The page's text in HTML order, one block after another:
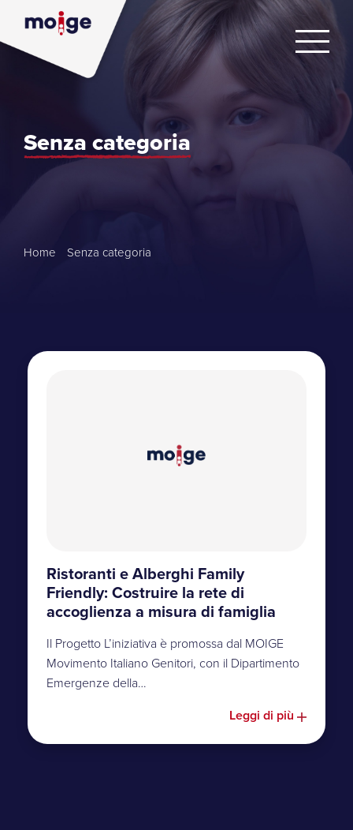
Senza categoria
Home Senza categoria
Ristoranti e Alberghi Family
Friendly: Costruire la rete di
accoglienza a misura di famiglia
Il Progetto L’iniziativa è promossa dal MOIGE
Movimento Italiano Genitori, con il Dipartimento
Emergenze della…
Leggi di più